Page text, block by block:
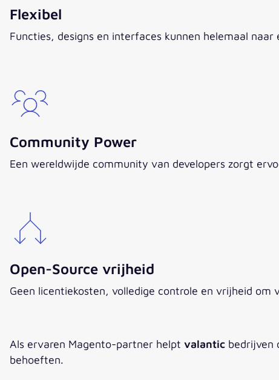
Flexibel
Functies, designs en interfaces kunnen helemaal
Community Power
Een wereldwijde community van developers zorgt
Open-Source vrijheid
Geen licentiekosten, volledige controle en vrijheid om
Als ervaren Magento-partner helpt valantic bedrijven
behoeften.